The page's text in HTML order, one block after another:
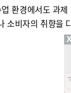
환경에서도 과
소비자의 취향을
X